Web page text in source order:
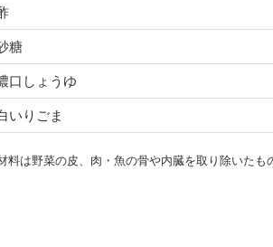
糖
口しょうゆ
いりごま
料は野菜の皮、肉・魚の骨や内臓を取り除いたも